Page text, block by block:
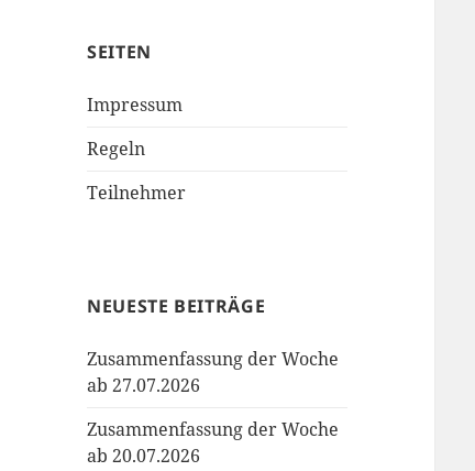
SEITEN
Impressum
Regeln
Teilnehmer
NEUESTE BEITRÄGE
Zusammenfassung der Woche
ab 27.07.2026
Zusammenfassung der Woche
ab 20.07.2026